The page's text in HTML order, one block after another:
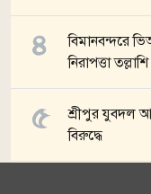
বিমানবন্দরে
নিরাপত্তা তল্লাশি
শ্রীপুর যুবদল
বিরুদ্ধে